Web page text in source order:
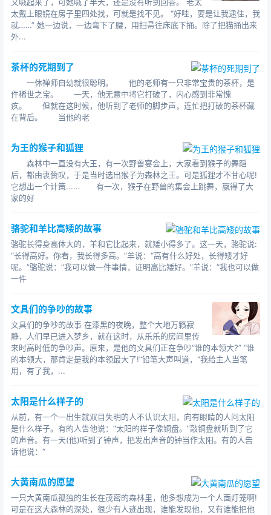
又喊起来了，可她喊了半天，还是没有听到回答。 老太
太戴上眼镜在房子里四处找，可就是找不见。 “好哇，要是让我逮住，我
就……” 她一边说，一边弯下了腰，用扫帚往床底下捅。除了把猫捅出来
外...
茶杯的死期到了
一休禅师自幼就很聪明。 他的老师有一只非常宝贵的茶杯，是
件稀世之宝。 一天，他无意中将它打破了，内心感到非常愧
疚。 但就在这时候，他听到了老师的脚步声，连忙把打破的茶杯藏
在背后。 当他的老
为王的猴子和狐狸
森林中一直没有大王，有一次野兽宴会上，大家看到猴子的舞蹈
后，都由衷赞叹，于是当时选出猴子为森林之王。可是狐狸才不甘心呢!
它想出一个计策...... 有一次，猴子在野兽的集会上跳舞，赢得了大
家的好
骆驼和羊比高矮的故事
骆驼长得身高体大的，羊和它比起来，就矮小得多了。这一天，骆驼说:
“长得高好。你看，我长得多高。”羊说：“高有什么好处，长得矮才好
呢。”骆驼说：“我可以做一件事情，证明高比矮好。”羊说：“我也可以做
一件
文具们的争吵的故事
文具们的争吵的故事 在漆黑的夜晚，整个大地万籁寂
静，人们早已进入梦乡，就在这时，从乐乐的房间里传
来时高时低的争吵声。原来，是他的文具们正在争吵“谁的本领大?” “谁
的本领大，那肯定是我的本领最大了!”铅笔大声叫道，“我给主人当笔
用，有了我，...
太阳是什么样子的
从前，有一个一出生就双目失明的人不认识太阳，向有眼睛的人问太阳
是什么样子。有的人告他说：“太阳的样子像铜盘。”敲铜盘就听到了它
的声音。有一天(他)听到了钟声，把发出声音的钟当作太阳。有的人告
诉他说：“
大黄南瓜的愿望
一只大黄南瓜孤独的生长在茂密的森林里，他多想成为一个人面灯笼啊!
可是在这大森林的深处，很少有人迹出现，谁能发现他，又有谁能把他